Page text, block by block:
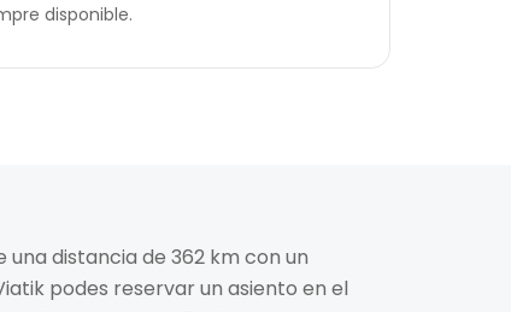
disponible.
una distancia de 362 km con un
podes reservar un asiento en el